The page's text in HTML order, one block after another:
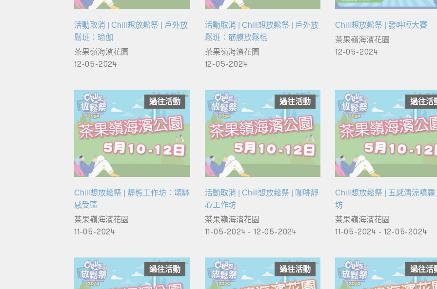
活動取消 | Chill想放鬆祭 | 戶外放
鬆班：瑜伽
茶果嶺海濱花園
12-05-2024
活動取消 | Chill想放鬆祭 | 戶外放
鬆班：筋膜放鬆棍
茶果嶺海濱花園
12-05-2024
Chill想放鬆祭 | 發吽哣大賽
茶果嶺海濱花園
12-05-2024
過往活動
Chill想放鬆祭 | 靜態工作坊：頌缽
感受區
茶果嶺海濱花園
11-05-2024
過往活動
活動取消 | Chill想放鬆祭 | 咖啡靜
心工作坊
茶果嶺海濱花園
11-05-2024 - 12-05-2024
過往活
Chill想放鬆祭 | 五感清涼噴霧
坊
茶果嶺海濱花園
11-05-2024 - 12-05-2024
過往活動 過往活動 過往活